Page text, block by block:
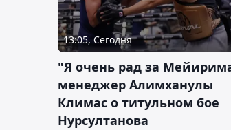
13:05, Сегодня
"Я очень рад за
менеджер Алимханулы
Климас о титульном бое
Нурсултанова